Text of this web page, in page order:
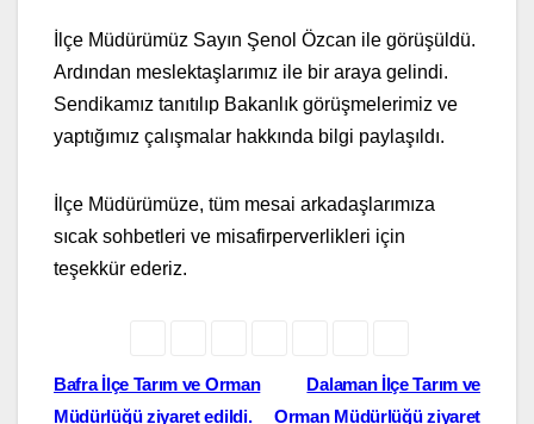
İlçe Müdürümüz Sayın Şenol Özcan ile görüşüldü.
Ardından meslektaşlarımız ile bir araya gelindi.
Sendikamız tanıtılıp Bakanlık görüşmelerimiz ve
yaptığımız çalışmalar hakkında bilgi paylaşıldı.
İlçe Müdürümüze, tüm mesai arkadaşlarımıza
sıcak sohbetleri ve misafirperverlikleri için
teşekkür ederiz.
Yazı
Dalaman İlçe Tarım ve
Orman Müdürlüğü ziyaret
Bafra İlçe Tarım ve Orman
Müdürlüğü ziyaret edildi.